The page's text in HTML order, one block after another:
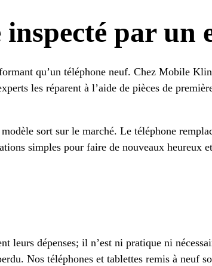
par un
qu’un téléphone neuf. Chez Mobile
les réparent à l’aide de pièces de
sort sur le marché. Le téléphone
simples pour faire de nouveaux heureux
leurs dépenses; il n’est ni pratique ni
Nos téléphones et tablettes remis à neuf